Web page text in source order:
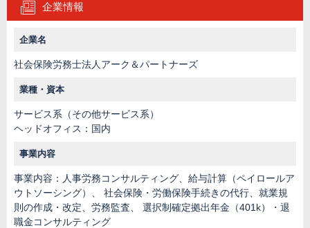
企業情報
企業名
社会保険労務士法人アーク＆パートナーズ
業種・資本
サービス系（その他サービス系）
ヘッドオフィス：国内
事業内容
事業内容：人事労務コンサルティング、給与計算（ペイロールア
ウトソーシング）、 社会保険・労働保険手続きの代行、就業規
則の作成・改定、労務監査、 選択制確定拠出年金（401k）・退
職金コンサルティング